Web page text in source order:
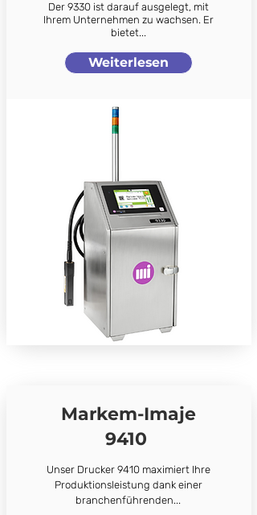
Der 9330 ist darauf ausgelegt, mit
Ihrem Unternehmen zu wachsen. Er
bietet...
Weiterlesen
Markem-Imaje
9410
Unser Drucker 9410 maximiert Ihre
Produktionsleistung dank einer
branchenführenden...